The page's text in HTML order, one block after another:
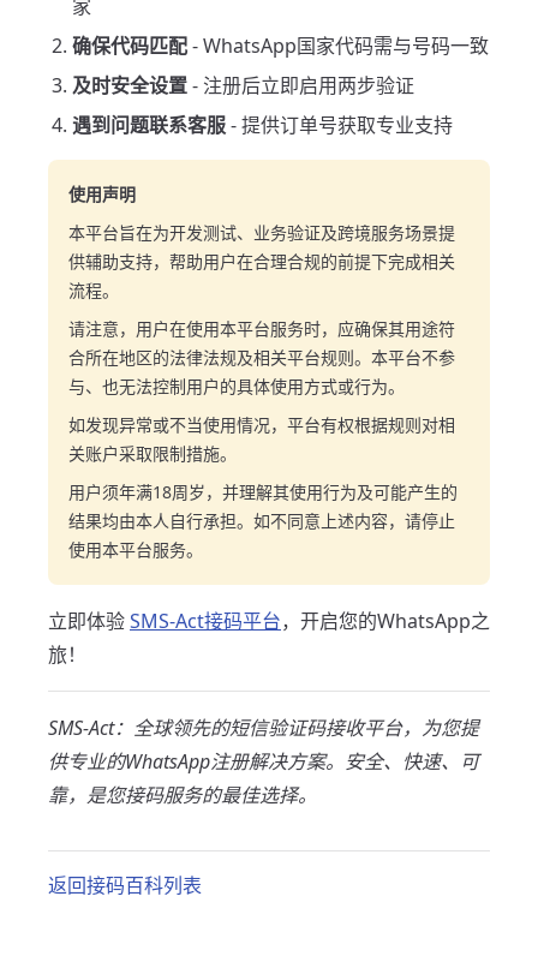
家
确保代码匹配- WhatsApp国家代码需与号码一致
及时安全设置- 注册后立即启用两步验证
遇到问题联系客服- 提供订单号获取专业支持
使用声明
本平台旨在为开发测试、业务验证及跨境服务场景提
供辅助支持，帮助用户在合理合规的前提下完成相关
流程。
请注意，用户在使用本平台服务时，应确保其用途符
合所在地区的法律法规及相关平台规则。本平台不参
与、也无法控制用户的具体使用方式或行为。
如发现异常或不当使用情况，平台有权根据规则对相
关账户采取限制措施。
用户须年满18周岁，并理解其使用行为及可能产生的
结果均由本人自行承担。如不同意上述内容，请停止
使用本平台服务。
立即体验SMS-Act接码平台，开启您的WhatsApp之
旅！
SMS-Act：全球领先的短信验证码接收平台，为您提
供专业的WhatsApp注册解决方案。安全、快速、可
靠，是您接码服务的最佳选择。
返回接码百科列表